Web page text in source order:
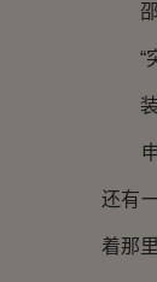
邵
“突
装甲
申东
还有
着那